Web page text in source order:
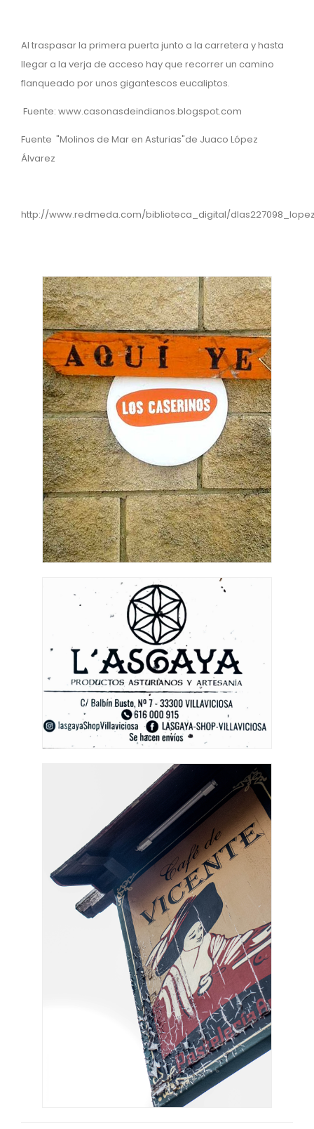
Al traspasar la primera puerta junto a la carretera y hasta
llegar a la verja de acceso hay que recorrer un camino
flanqueado por unos gigantescos eucaliptos.
Fuente: www.casonasdeindianos.blogspot.com
Fuente "Molinos de Mar en Asturias"de Juaco López
Álvarez
http://www.redmeda.com/biblioteca_digital/